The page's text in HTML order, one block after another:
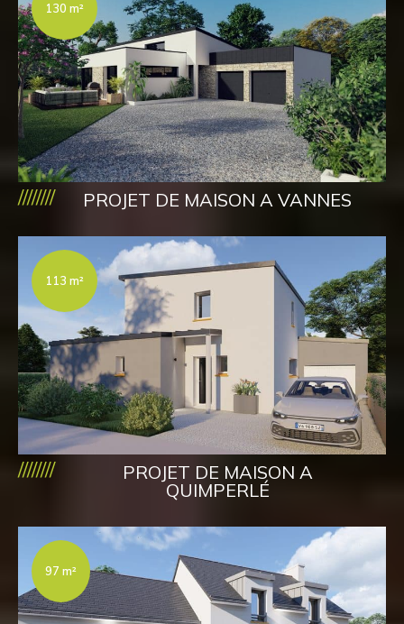
130 m²
//////// PROJET DE MAISON A VANNES
113 m²
////////
PROJET DE MAISON A
QUIMPERLÉ
97 m²